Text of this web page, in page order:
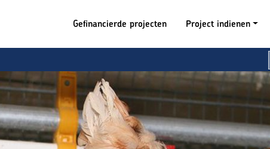
Gefinancierde projecten
Project indienen